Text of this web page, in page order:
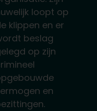
loopt op
klippen en er
beslag
op zijn
en